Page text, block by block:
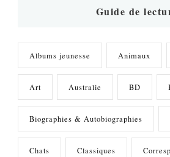
Guide de
Albums jeunesse Animaux
Art Australie BD
Biographies & Autobiographies
Chats Classiques